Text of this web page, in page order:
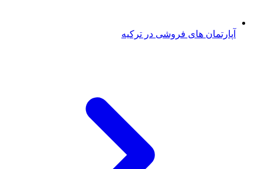
آپارتمان های فروشی در ترکیه